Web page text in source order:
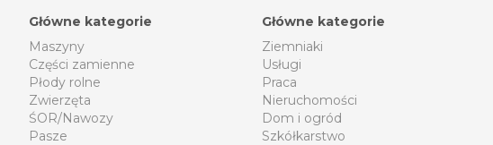
Główne kategorie
Maszyny
Części zamienne
Płody rolne
Zwierzęta
ŚOR/Nawozy
Pasze
Główne kategorie
Ziemniaki
Usługi
Praca
Nieruchomości
Dom i ogród
Szkółkarstwo